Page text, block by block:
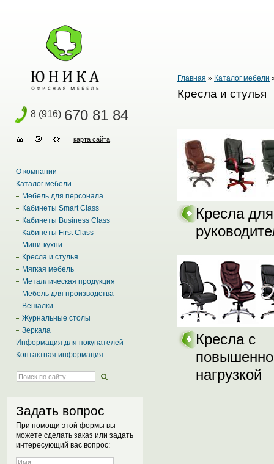
8 (916) 670 81 84
карта сайта
О компании
Каталог мебели
Мебель для персонала
Кабинеты Smart Class
Кабинеты Business Class
Кабинеты First Class
Мини-кухни
Кресла и стулья
Мягкая мебель
Металлическая продукция
Мебель для производства
Вешалки
Журнальные столы
Зеркала
Информация для покупателей
Контактная информация
Задать вопрос
При помощи этой формы вы
можете сделать заказ или задать
интересующий вас вопрос:
Главная » Каталог мебели
Кресла и стулья
Кресла для
Кресла с
нагрузкой